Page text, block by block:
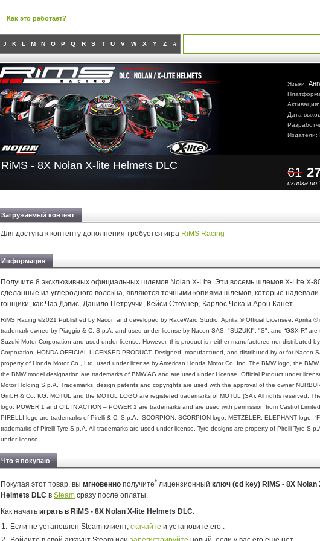
Как это работает?
J K L M N O P Q R S T U V W X Y Z #
Языки:
Дата
Издатели:
RiMS - 8X Nolan X-lite Helmets DLC 61
скидка по
Загружаемый контент
Для доступа к контенту дополнения требуется игра RiMS Racing
Информация
Получите 8 эксклюзивных официальных шлемов Nolan X-Lite. Эти восемь шлемов X-Lite X-
сделанные из углеродного волокна, являются точными копиями шлемов, которые надевали
гонщики, как Чаз Дэвис, Данило Петруччи, Кейси Стоунер, Карлос Чека и Арон Канет.
RiMS Racing ©2021 Published by Nacon and developed by RaceWard Studio. Aprilia ® Official Licensee. Aprilia ®
trademark owned by Piaggio & C. S.p.A. and used under license by Nacon SAS. "SUZUKI", "S", and “GSX-R” are
Suzuki Motor Corporation and used under license. However, this product is neither manufactured nor distributed
Corporation. HONDA OFFICIAL LICENSED PRODUCT. Designed, manufactured, and distributed by or for Nacon
property of Honda Motor Co., Ltd. used under license by American Honda Motor Co. Inc. The BMW logo, the
the BMW model designation are trademarks of BMW AG and are used under License. Official Product under
Motor Holding S.p.A. Trademarks, design patents and copyrights are used with the approval of the owner
GmbH & Co. KG. MOTUL and the MOTUL LOGO are registered trademarks of MOTUL (SA). All rights reserved.
logo, POWER 1 and OIL IN ACTION – POWER 1 are trademarks and are used with permission from Castrol
PIRELLI logo are trademarks of Pirelli & C. S.p.A.; SCORPION, SCORPION logo, METZELER, ELEPHANT logo,
trademarks of Pirelli Tyre S.p.A. All trademarks are used under license. Tyre designs are property of Pirelli Tyre
under license.
Что я покупаю
Покупая этот товар, вы мгновенно получите* лицензионный ключ (cd key) RiMS - 8X Nolan
Helmets DLC в Steam сразу после оплаты.
Как начать играть в RiMS - 8X Nolan X-lite Helmets DLC:
Если не установлен Steam клиент, скачайте и установите его .